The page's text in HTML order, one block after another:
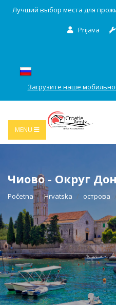
Лучший выбор места для
Prijava
Загрузите наше
MENU
Чиово - Округ
Početna Hrvatska острова